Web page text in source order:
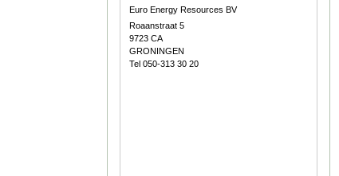
Euro Energy Resources BV
Roaanstraat 5
9723 CA
GRONINGEN
Tel 050-313 30 20